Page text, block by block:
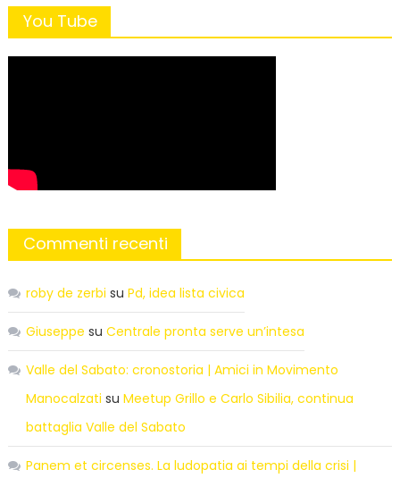
You Tube
Commenti recenti
roby de zerbi su Pd, idea lista civica
Giuseppe su Centrale pronta serve un’intesa
Valle del Sabato: cronostoria | Amici in Movimento
Manocalzati su Meetup Grillo e Carlo Sibilia, continua
battaglia Valle del Sabato
Panem et circenses. La ludopatia ai tempi della crisi |